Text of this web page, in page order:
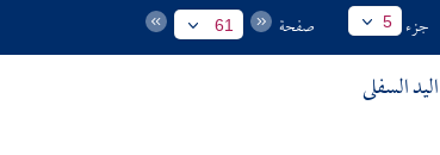
جزء 5 صفحة 61
اليد السفلى